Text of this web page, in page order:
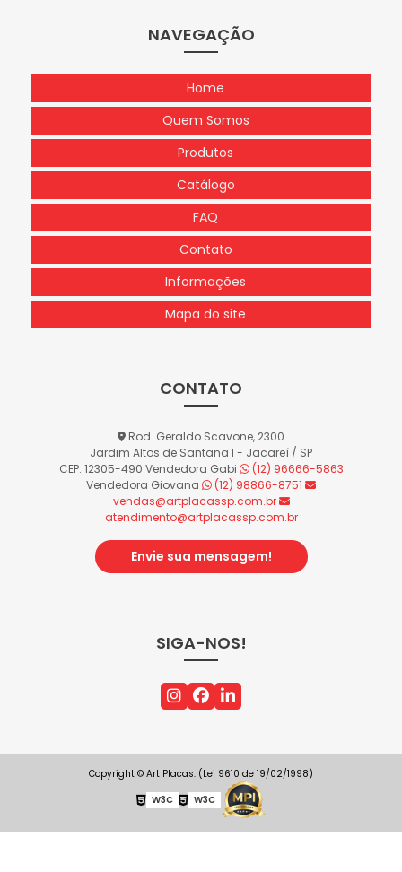
NAVEGAÇÃO
Home
Quem Somos
Produtos
Catálogo
FAQ
Contato
Informações
Mapa do site
CONTATO
Rod. Geraldo Scavone, 2300
Jardim Altos de Santana I - Jacareí / SP
CEP: 12305-490 Vendedora Gabi
(12) 96666-5863
Vendedora Giovana
(12) 98866-8751
vendas@artplacassp.com.br
atendimento@artplacassp.com.br
Envie sua mensagem!
SIGA-NOS!
Copyright © Art Placas. (Lei 9610 de 19/02/1998)
W3C
W3C